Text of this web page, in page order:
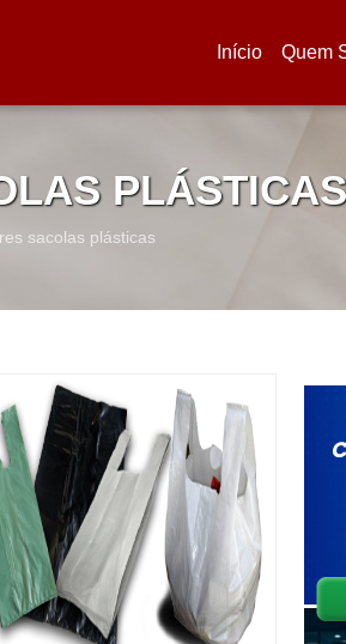
Início
(current)
Quem
PLÁSTICAS
sacolas plásticas